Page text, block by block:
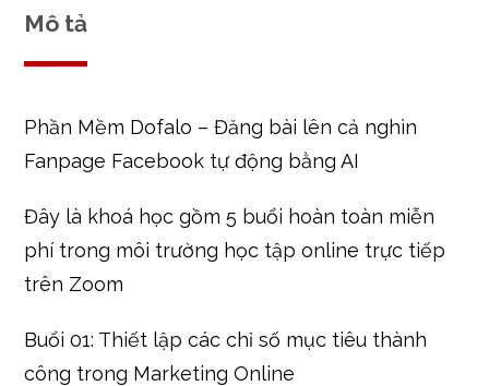
Đăng
lên
nghìn
Fanpage
tự
động
bằng
số
lượng
Mô tả
Phần Mềm Dofalo – Đăng bài lên cả nghìn
Fanpage Facebook tự động bằng AI
Đây là khoá học gồm 5 buổi hoàn toàn miễn
phí trong môi trường học tập online trực tiếp
trên Zoom
Buổi 01: Thiết lập các chỉ số mục tiêu thành
công trong Marketing Online